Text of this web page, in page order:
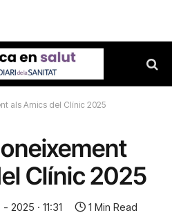
als Amics del Clínic 2025
Clínic 2025
2025 · 11:31 1 Min Read